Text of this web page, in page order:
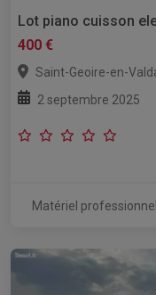
Lot piano cuisson
400 €
Saint-Geoire-en-
2 septembre 2025
Matériel